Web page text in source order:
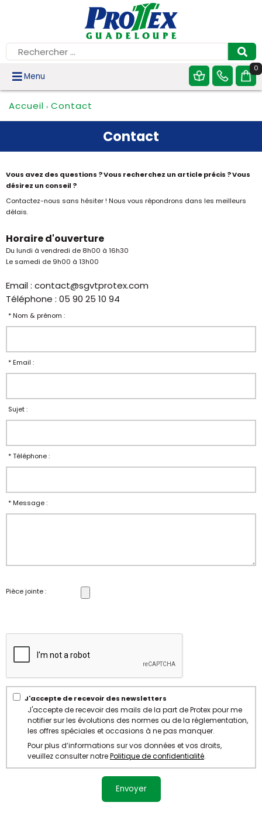
0
Menu
Accueil › Contact
Contact
Vous avez des questions ? Vous recherchez un article précis ? Vous
désirez un conseil ?
Contactez-nous sans hésiter ! Nous vous répondrons dans les meilleurs
délais.
Horaire d'ouverture
Du lundi à vendredi de 8h00 à 16h30
Le samedi de 9h00 à 13h00
Email : contact@sgvtprotex.com
Téléphone : 05 90 25 10 94
* Nom & prénom :
* Email :
Sujet :
* Téléphone :
* Message :
Pièce jointe :
J'accepte de recevoir des newsletters
J'accepte de recevoir des mails de la part de Protex pour me
notifier sur les évolutions des normes ou de la réglementation,
les offres spéciales et occasions à ne pas manquer.
Pour plus d’informations sur vos données et vos droits,
veuillez consulter notrePolitique de confidentialité.